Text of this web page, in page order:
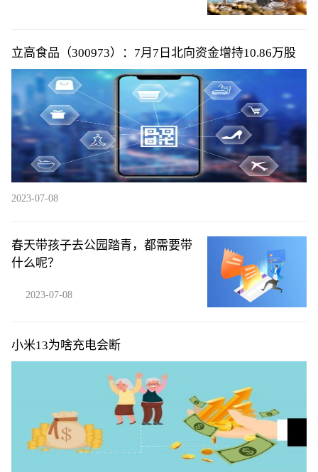
立高食品（300973）：7月7日北向资金增持10.86万股
2023-07-08
春天带孩子去公园踏青，都需要带
什么呢？
2023-07-08
小米13为啥充电会断